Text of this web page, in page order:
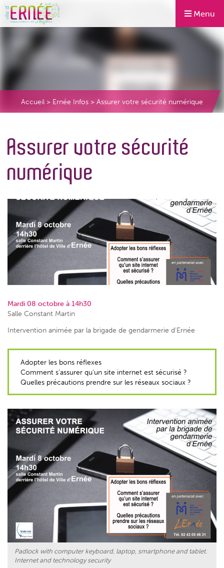
Menu
Accueil > Ernée Infos > Assurer votre sécurité numérique
Assurer votre sécurité
numérique
Mardi 08 octobre à 14h30
Salle Constant Martin
Intervention animée par la brigade de gendarmerie d’Ernée
Adopter les bons réflexes
Comment s’assurer qu’un site internet est sécurisé ?
Quelles précautions prendre sur les réseaux sociaux ?
Padlock with computer keyboard, laptop, smartphone and tablet.
Internet and technology security